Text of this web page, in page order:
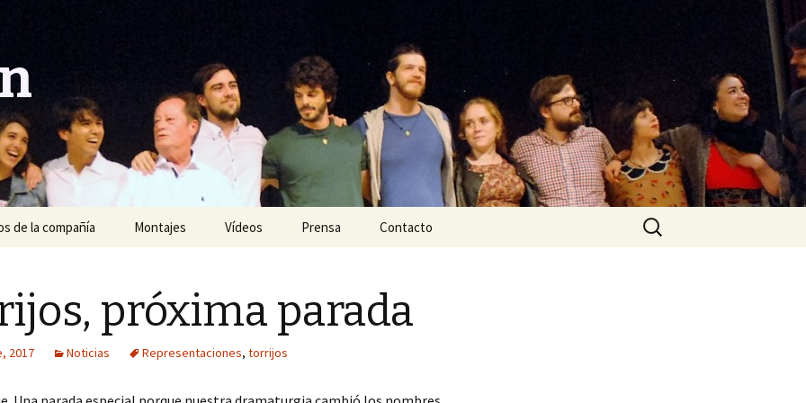
de la compañía Montajes Vídeos Prensa
Año 2019
Contacto
Buscar:
próxima parada
2017 Noticias Representaciones, torrijos